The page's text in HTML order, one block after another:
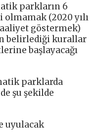
parkların 6
olmamak (2020 yılı
göstermek)
belirlediği kurallar
başlayacağı
parklarda
şu şekilde
uyulacak